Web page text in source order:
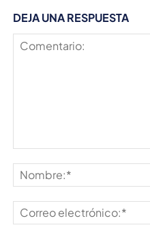
DEJA UNA RESPUESTA